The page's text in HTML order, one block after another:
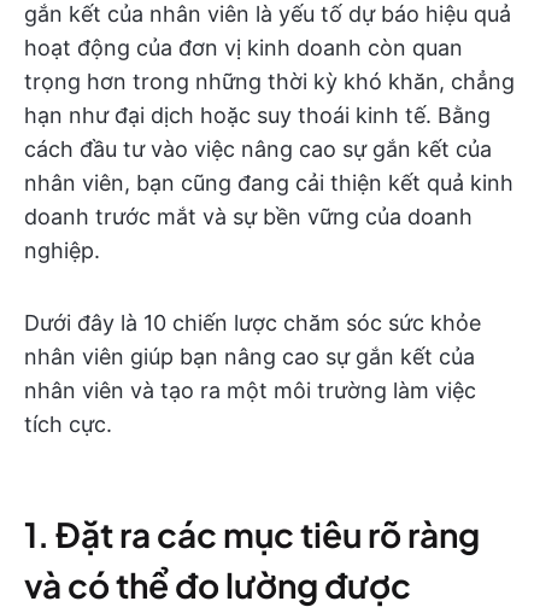
gắn kết của nhân viên là yếu tố dự báo hiệu quả
hoạt động của đơn vị kinh doanh còn quan
trọng hơn trong những thời kỳ khó khăn, chẳng
hạn như đại dịch hoặc suy thoái kinh tế. Bằng
cách đầu tư vào việc nâng cao sự gắn kết của
nhân viên, bạn cũng đang cải thiện kết quả kinh
doanh trước mắt và sự bền vững của doanh
nghiệp.
Dưới đây là 10 chiến lược chăm sóc sức khỏe
nhân viên giúp bạn nâng cao sự gắn kết của
nhân viên và tạo ra một môi trường làm việc
tích cực.
1. Đặt ra các mục tiêu rõ ràng
và có thể đo lường được